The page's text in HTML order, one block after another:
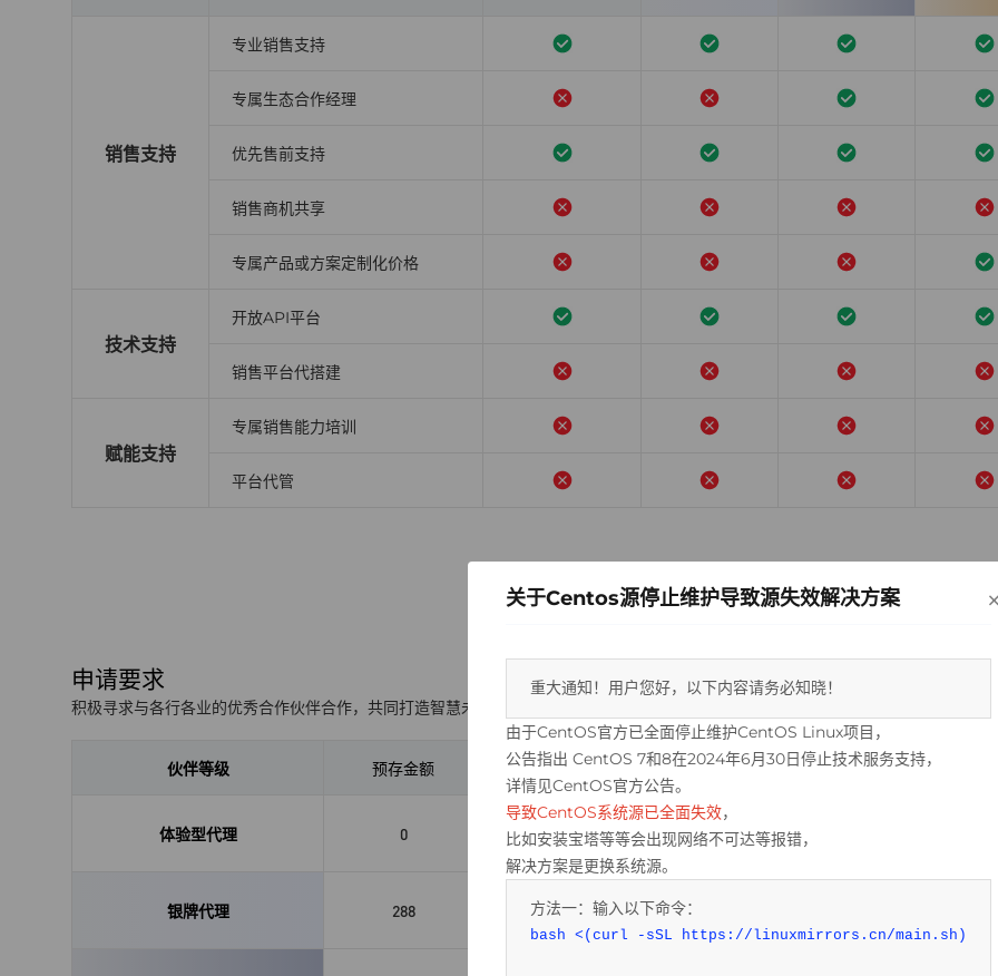
销售支持
专业销售支持
专属生态合作经理
优先售前支持
销售商机共享
专属产品或方案定制化价格
技术支持
开放API平台
销售平台代搭建
赋能支持
专属销售能力培训
平台代管
申请要求
积极寻求与各行各业的优秀合作伙伴合作，共同打造智慧未来。欢迎有志之士加入我们的大家庭，共同创造美好！
伙伴等级 预存金额 产品折扣 公司规模标准 专职团队人
体验型代理 0 95折起 无
银牌代理 288 9折起
关于Centos源停止维护导致源失效解决方案
重大通知！用户您好，以下内容请务必知晓！
由于CentOS官方已全面停止维护CentOS Linux项目，
公告指出 CentOS 7和8在2024年6月30日停止技术服务支持，
详情见CentOS官方公告。
导致CentOS系统源已全面失效，
比如安装宝塔等等会出现网络不可达等报错，
解决方案是更换系统源。
方法一：输入以下命令：
bash <(curl -sSL https://linuxmirrors.cn/main.sh)